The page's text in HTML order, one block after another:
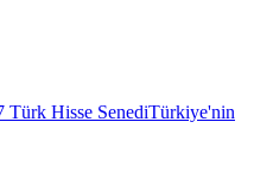
Türk Hisse SenediTürkiye'nin